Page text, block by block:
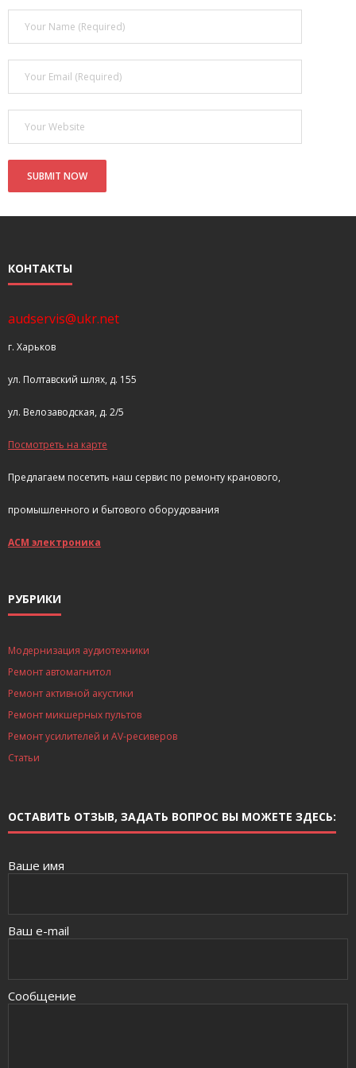
- Покупка усилителя после апгрейда. Случай с Амфитоном
- Конфигурирование и настройка акустических систем для
концертных залов
- Улучшаем звучание — подготовка помещения для
прослушивания музыки.
- Выбираем автомагнитолу
Контакты
КОНТАКТЫ
audservis@ukr.net
г. Харьков
ул. Полтавский шлях, д. 155
ул. Велозаводская, д. 2/5
Посмотреть на карте
Предлагаем посетить наш сервис по ремонту кранового,
промышленного и бытового оборудования
АСМ электроника
РУБРИКИ
Модернизация аудиотехники
Ремонт автомагнитол
Ремонт активной акустики
Ремонт микшерных пультов
Ремонт усилителей и AV-ресиверов
Статьи
ОСТАВИТЬ ОТЗЫВ, ЗАДАТЬ ВОПРОС ВЫ МОЖЕТЕ ЗДЕСЬ:
Ваше имя
Ваш e-mail
Сообщение